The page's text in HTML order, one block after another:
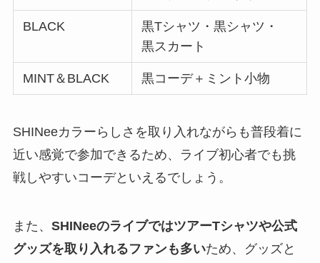
BLACK
黒Tシャツ・黒シャツ・
黒スカート
MINT＆BLACK 黒コーデ＋ミント小物
SHINeeカラーらしさを取り入れながらも普段着に
近い感覚で参加できるため、ライブ初心者でも挑
戦しやすいコーデといえるでしょう。
また、 SHINeeのライブではツアーTシャツや公式
グッズを取り入れるファンも多いため、グッズと